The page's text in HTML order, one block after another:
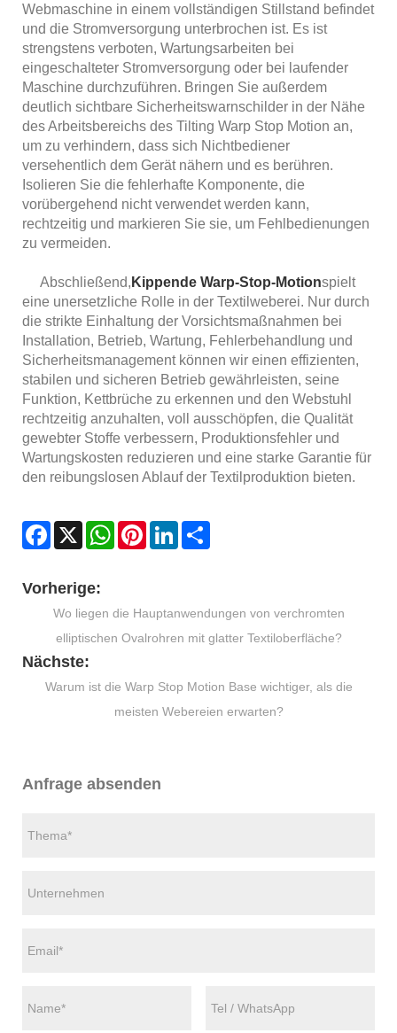
Webmaschine in einem vollständigen Stillstand befindet
und die Stromversorgung unterbrochen ist. Es ist
strengstens verboten, Wartungsarbeiten bei
eingeschalteter Stromversorgung oder bei laufender
Maschine durchzuführen. Bringen Sie außerdem
deutlich sichtbare Sicherheitswarnschilder in der Nähe
des Arbeitsbereichs des Tilting Warp Stop Motion an,
um zu verhindern, dass sich Nichtbediener
versehentlich dem Gerät nähern und es berühren.
Isolieren Sie die fehlerhafte Komponente, die
vorübergehend nicht verwendet werden kann,
rechtzeitig und markieren Sie sie, um Fehlbedienungen
zu vermeiden.
Abschließend, Kippende Warp-Stop-Motionspielt
eine unersetzliche Rolle in der Textilweberei. Nur durch
die strikte Einhaltung der Vorsichtsmaßnahmen bei
Installation, Betrieb, Wartung, Fehlerbehandlung und
Sicherheitsmanagement können wir einen effizienten,
stabilen und sicheren Betrieb gewährleisten, seine
Funktion, Kettbrüche zu erkennen und den Webstuhl
rechtzeitig anzuhalten, voll ausschöpfen, die Qualität
gewebter Stoffe verbessern, Produktionsfehler und
Wartungskosten reduzieren und eine starke Garantie für
den reibungslosen Ablauf der Textilproduktion bieten.
Facebook
X WhatsAppPinterestLinkedIn
Vorherige:
Wo liegen die Hauptanwendungen von verchromten
elliptischen Ovalrohren mit glatter Textiloberfläche?
Nächste:
Warum ist die Warp Stop Motion Base wichtiger, als die
meisten Webereien erwarten?
Anfrage absenden